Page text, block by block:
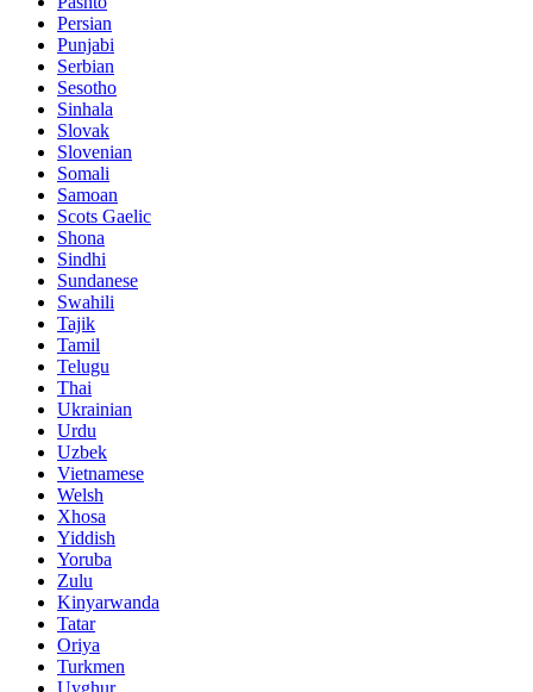
Persian
Punjabi
Serbian
Sesotho
Sinhala
Slovak
Slovenian
Somali
Samoan
Scots Gaelic
Shona
Sindhi
Sundanese
Swahili
Tajik
Tamil
Telugu
Thai
Ukrainian
Urdu
Uzbek
Vietnamese
Welsh
Xhosa
Yiddish
Yoruba
Zulu
Kinyarwanda
Tatar
Oriya
Turkmen